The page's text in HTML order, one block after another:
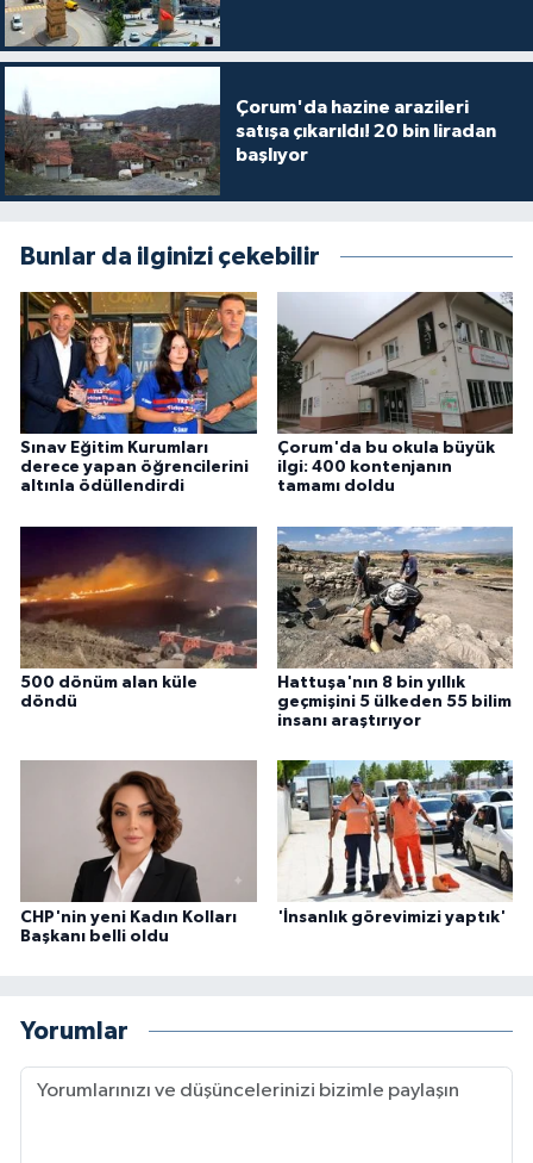
Çorum'da hazine arazileri
satışa çıkarıldı! 20 bin liradan
başlıyor
Bunlar da ilginizi çekebilir
Sınav Eğitim Kurumları
derece yapan öğrencilerini
altınla ödüllendirdi
Çorum'da bu okula büyük
ilgi: 400 kontenjanın
tamamı doldu
500 dönüm alan küle
döndü
Hattuşa'nın 8 bin yıllık
geçmişini 5 ülkeden 55 bilim
insanı araştırıyor
CHP'nin yeni Kadın Kolları
Başkanı belli oldu
'İnsanlık görevimizi yaptık'
Yorumlar